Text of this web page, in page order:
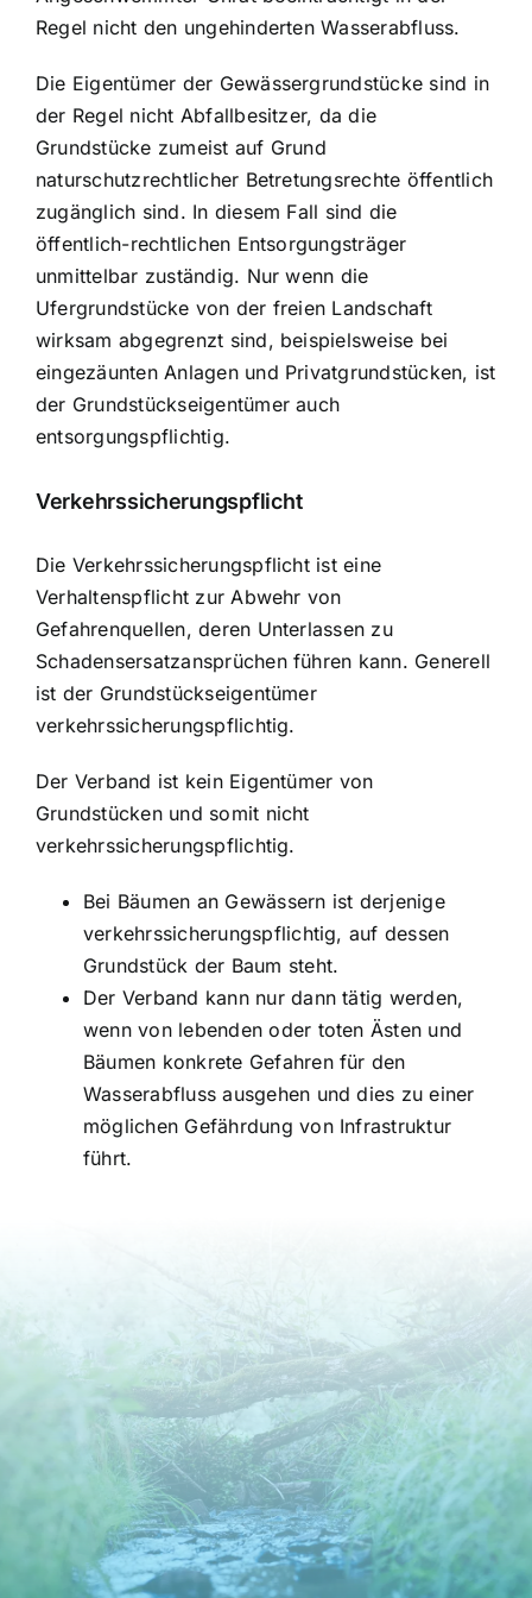
Regel nicht den ungehinderten Wasserabfluss.
Die Eigentümer der Gewässergrundstücke sind in
der Regel nicht Abfallbesitzer, da die
Grundstücke zumeist auf Grund
naturschutzrechtlicher Betretungsrechte öffentlich
zugänglich sind. In diesem Fall sind die
öffentlich-rechtlichen Entsorgungsträger
unmittelbar zuständig. Nur wenn die
Ufergrundstücke von der freien Landschaft
wirksam abgegrenzt sind, beispielsweise bei
eingezäunten Anlagen und Privatgrundstücken, ist
der Grundstückseigentümer auch
entsorgungspflichtig.
Verkehrssicherungspflicht
Die Verkehrssicherungspflicht ist eine
Verhaltenspflicht zur Abwehr von
Gefahrenquellen, deren Unterlassen zu
Schadensersatzansprüchen führen kann. Generell
ist der Grundstückseigentümer
verkehrssicherungspflichtig.
Der Verband ist kein Eigentümer von
Grundstücken und somit nicht
verkehrssicherungspflichtig.
Bei Bäumen an Gewässern ist derjenige
verkehrssicherungspflichtig, auf dessen
Grundstück der Baum steht.
Der Verband kann nur dann tätig werden,
wenn von lebenden oder toten Ästen und
Bäumen konkrete Gefahren für den
Wasserabfluss ausgehen und dies zu einer
möglichen Gefährdung von Infrastruktur
führt.